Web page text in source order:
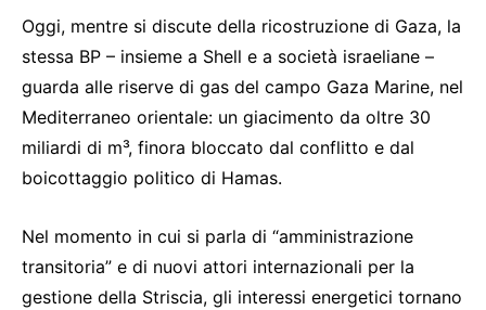
Oggi, mentre si discute della ricostruzione di Gaza, la
stessa BP – insieme a Shell e a società israeliane –
guarda alle riserve di gas del campo Gaza Marine, nel
Mediterraneo orientale: un giacimento da oltre 30
miliardi di m³, finora bloccato dal conflitto e dal
boicottaggio politico di Hamas.
Nel momento in cui si parla di “amministrazione
transitoria” e di nuovi attori internazionali per la
gestione della Striscia, gli interessi energetici tornano